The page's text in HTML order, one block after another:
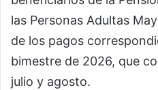
las Personas Adultas
de los pagos
bimestre de 2026, que
julio y agosto.